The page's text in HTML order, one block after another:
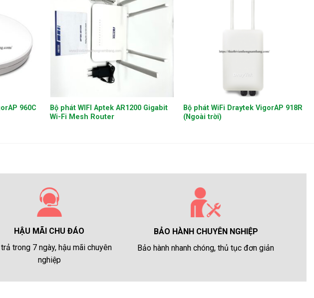
960C
Bộ phát WIFI Aptek AR1200 Gigabit
Wi-Fi Mesh Router
Bộ phát WiFi Draytek VigorAP 918R
(Ngoài trời)
HẬU MÃI CHU ĐÁO
trong 7 ngày, hậu mãi chuyên
nghiệp
BẢO HÀNH CHUYÊN NGHIỆP
Bảo hành nhanh chóng, thủ tục đơn giản